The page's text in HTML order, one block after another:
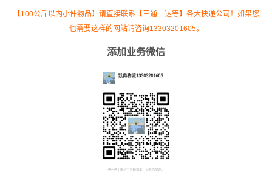
车型
1244公里
1244公里
1244公里
【100公斤以内小件物品】请直接联系【三通一达等】各大快递公司！如果您
也需要这样的网站请咨询13303201605。
添加业务微信